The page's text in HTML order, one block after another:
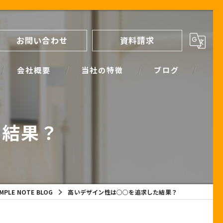
お問い合わせ 資料請求
会社概要 当社の特徴
断熱
ブログ
果？
NOTE BLOG 高いデザイン性は○○を追求した結果？